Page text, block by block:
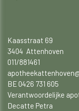
Kaasstraat 69
3404 Attenhoven
011/881461
BE 0426 731 605
Verantwoordelijke
Decatte Petra